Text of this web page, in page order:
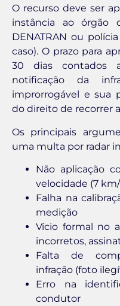
O recurso deve ser
instância ao órgão
DENATRAN ou
caso). O prazo para
30 dias
notificação da
improrrogável e sua
do direito de recorrer
Os principais
uma multa por radar
Não aplicação
velocidade (7
Falha na
medição
Vício formal no
incorretos,
Falta de
infração (foto
Erro na
condutor